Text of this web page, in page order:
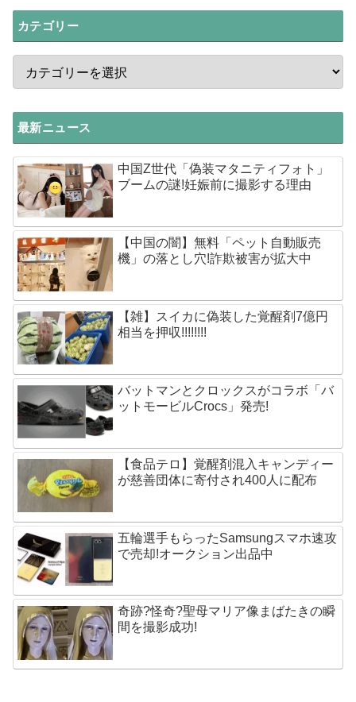
カテゴリー
最新ニュース
中国Z世代「偽装マタニティフォト」
ブームの謎!妊娠前に撮影する理由
【中国の闇】無料「ペット自動販売
機」の落とし穴!詐欺被害が拡大中
【雑】スイカに偽装した覚醒剤7億円
相当を押収!!!!!!!!
バットマンとクロックスがコラボ「バ
ットモービルCrocs」発売!
【食品テロ】覚醒剤混入キャンディー
が慈善団体に寄付され400人に配布
五輪選手もらったSamsungスマホ速攻
で売却!オークション出品中
奇跡?怪奇?聖母マリア像まばたきの瞬
間を撮影成功!